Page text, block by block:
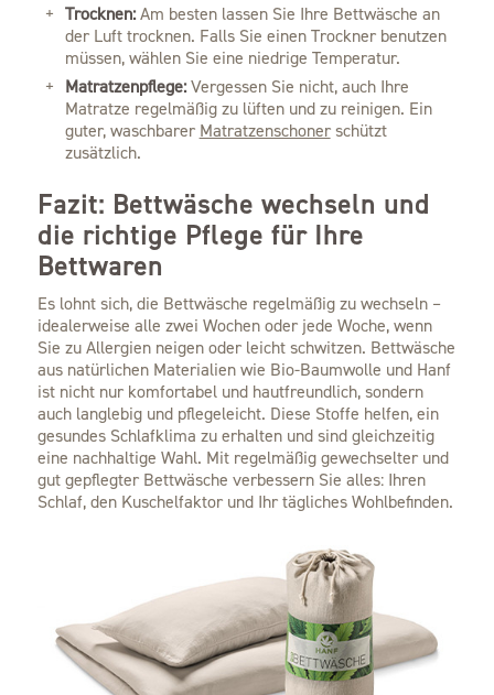
Trocknen:Am besten lassen Sie Ihre Bettwäsche an
der Luft trocknen. Falls Sie einen Trockner benutzen
müssen, wählen Sie eine niedrige Temperatur.
Matratzenpflege:Vergessen Sie nicht, auch Ihre
Matratze regelmäßig zu lüften und zu reinigen. Ein
guter, waschbarer Matratzenschonerschützt
zusätzlich.
Fazit: Bettwäsche wechseln und
die richtige Pflege für Ihre
Bettwaren
Es lohnt sich, die Bettwäsche regelmäßig zu wechseln –
idealerweise alle zwei Wochen oder jede Woche, wenn
Sie zu Allergien neigen oder leicht schwitzen. Bettwäsche
aus natürlichen Materialien wie Bio-Baumwolle und Hanf
ist nicht nur komfortabel und hautfreundlich, sondern
auch langlebig und pflegeleicht. Diese Stoffe helfen, ein
gesundes Schlafklima zu erhalten und sind gleichzeitig
eine nachhaltige Wahl. Mit regelmäßig gewechselter und
gut gepflegter Bettwäsche verbessern Sie alles: Ihren
Schlaf, den Kuschelfaktor und Ihr tägliches Wohlbefinden.